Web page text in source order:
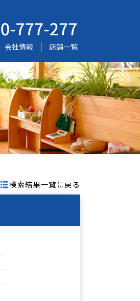
会社情報 店舗一覧
検索結果一覧に戻る